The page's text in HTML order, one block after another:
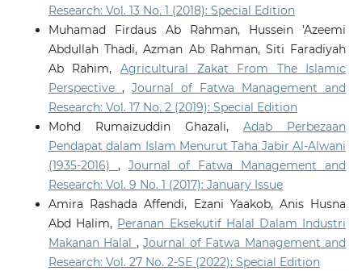
Research: Vol. 13 No. 1 (2018): Special Edition
Muhamad Firdaus Ab Rahman, Hussein 'Azeemi
Abdullah Thadi, Azman Ab Rahman, Siti Faradiyah
Ab Rahim, Agricultural Zakat From The Islamic
Perspective , Journal of Fatwa Management and
Research: Vol. 17 No. 2 (2019): Special Edition
Mohd Rumaizuddin Ghazali,Adab Perbezaan
Pendapat dalam Islam Menurut Taha Jabir Al-Alwani
(1935-2016) , Journal of Fatwa Management and
Research: Vol. 9 No. 1 (2017): January Issue
Amira Rashada Affendi, Ezani Yaakob, Anis Husna
Abd Halim, Peranan Eksekutif Halal Dalam Industri
Makanan Halal ,Journal of Fatwa Management and
Research: Vol. 27 No. 2-SE (2022): Special Edition